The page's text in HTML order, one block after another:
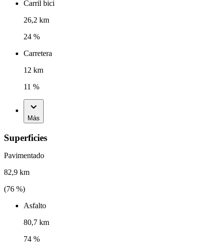
Carril bici
26,2 km
24 %
Carretera
12 km
11 %
Más
Superficies
Pavimentado
82,9 km
(76 %)
Asfalto
80,7 km
74 %